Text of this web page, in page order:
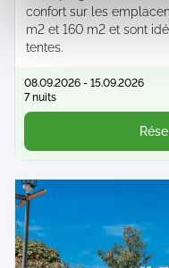
confort sur les
m2 et 160 m2 et sont
tentes.
08.09.2026 - 15.09.2026
7 nuits